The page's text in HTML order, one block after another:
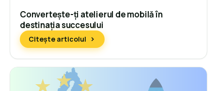
Convertește-ți atelierul de mobilă în
destinația succesului
Citește articolul